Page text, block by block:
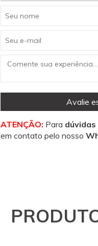
Avalie
ATENÇÃO: Para dúvidas
em contato pelo nosso